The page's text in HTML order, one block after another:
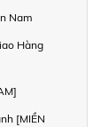
Nam
Hàng
[MIỀN